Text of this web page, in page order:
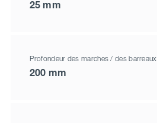
25 mm
Profondeur des marches / des barreaux
200 mm